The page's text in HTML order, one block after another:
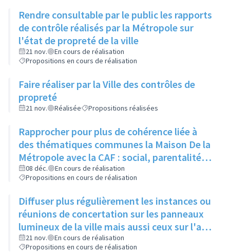
Rendre consultable par le public les rapports
de contrôle réalisés par la Métropole sur
l'état de propreté de la ville
21 nov.
En cours de réalisation
Propositions en cours de réalisation
Faire réaliser par la Ville des contrôles de
propreté
21 nov. Réalisée Propositions réalisées
Rapprocher pour plus de cohérence liée à
des thématiques communes la Maison De la
Métropole avec la CAF : social, parentalité,
insertion, handicap
08 déc.
En cours de réalisation
Propositions en cours de réalisation
Diffuser plus régulièrement les instances ou
réunions de concertation sur les panneaux
lumineux de la ville mais aussi ceux sur l'axe
Strasbourg
21 nov.
En cours de réalisation
Propositions en cours de réalisation